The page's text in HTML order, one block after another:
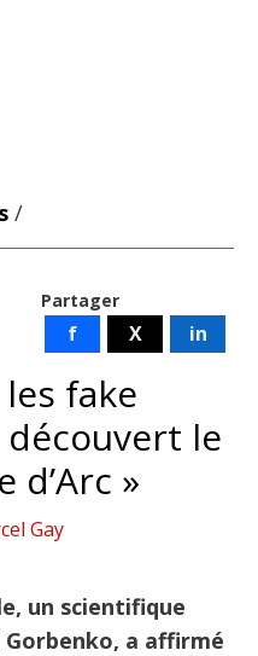
/
Partager
f X in
les fake
découvert le
d’Arc »
Gay
un scientifique
a affirmé